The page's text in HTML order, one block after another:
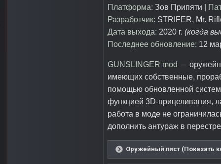
Платформа: Зов Припяти |
Разработчик: STRIFER, Mr.
Дата выхода: 2020 г. (когда
Последнее обновление: 12
GUNSLINGER mod —
имеющих собственные,
помощью обновленной
функцией 3D-прицеливания,
работа в моде не
дополнить антураж в
Оружейный лист (Показать